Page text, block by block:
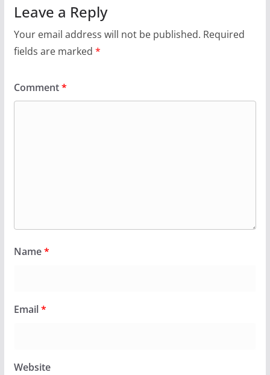
Leave a Reply
Your email address will not be published. Required
fields are marked *
Comment*
Name*
Email*
Website